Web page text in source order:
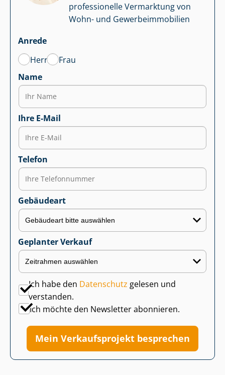
professionelle Vermarktung von
Wohn- und Ge­wer­be­im­mo­bi­li­en
Anrede
Herr
Frau
Name
Ihre E-Mail
Telefon
Gebäudeart
Geplanter Verkauf
Ich habe den Datenschutz gelesen und
verstanden.
Ich möchte den Newsletter abonnieren.
Mein Verkaufsprojekt besprechen